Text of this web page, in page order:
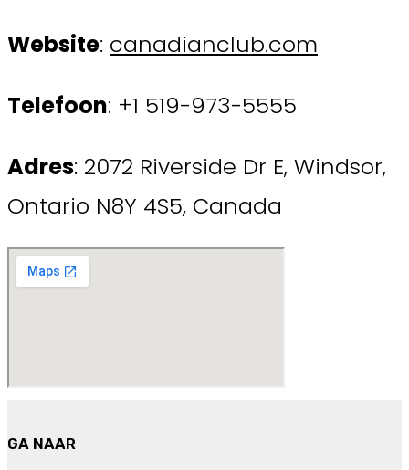
Website: canadianclub.com
Telefoon: +1 519-973-5555
Adres: 2072 Riverside Dr E, Windsor,
Ontario N8Y 4S5, Canada
GA NAAR